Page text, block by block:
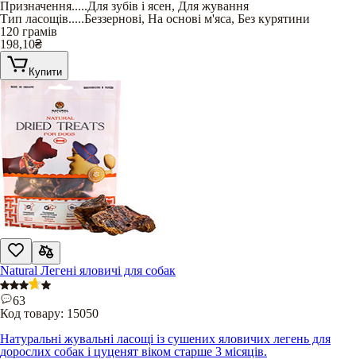
Призначення.....Для зубів і ясен, Для жування
Тип ласощів.....Беззернові, На основі м'яса, Без курятини
120 грамів
198,10₴
Купити
Natural Легені яловичі для собак
63
Код товару: 15050
Натуральні жувальні ласощі із сушених яловичих легень для
дорослих собак і цуценят віком старше 3 місяців.